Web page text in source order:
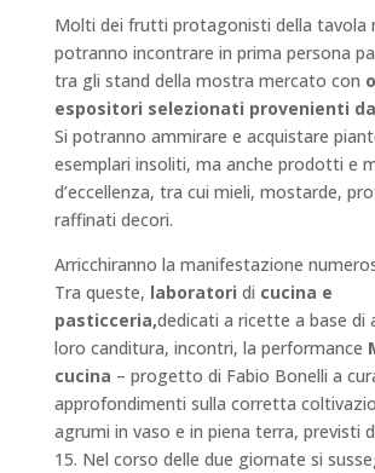
Molti dei frutti protagonisti della tavola
potranno incontrare in prima persona
tra gli stand della mostra mercato con
espositori selezionati provenienti
Si potranno ammirare e acquistare
esemplari insoliti, ma anche prodotti e
d’eccellenza, tra cui mieli, mostarde,
raffinati decori.
Arricchiranno la manifestazione
Tra queste, laboratori di cucina e
pasticceria,dedicati a ricette a base di
loro canditura, incontri, la performance
cucina – progetto di Fabio Bonelli a
approfondimenti sulla corretta
agrumi in vaso e in piena terra, previsti
15. Nel corso delle due giornate si